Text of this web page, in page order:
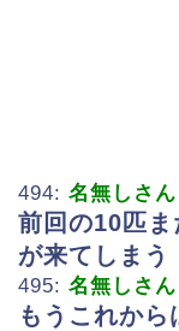
494: 名無しさん
前回の10匹
が来てしまう
495: 名無しさん
もうこれから